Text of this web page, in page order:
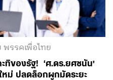
พรรคเพื่อไทย
ของรัฐ! ‘ศ.ดร.ยศชนัน’
ม่ ปลดล็อกผูกมัดระยะ